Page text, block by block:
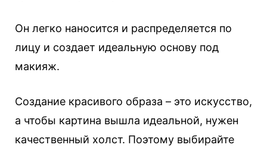
Он легко наносится и распределяется по
лицу и создает идеальную основу под
макияж.
Создание красивого образа – это искусство,
а чтобы картина вышла идеальной, нужен
качественный холст. Поэтому выбирайте